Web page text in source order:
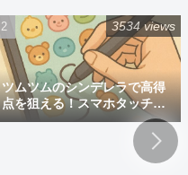
ツムツムのシンデレラで高得
点を狙える！スマホタッチペ
ン
3534 views